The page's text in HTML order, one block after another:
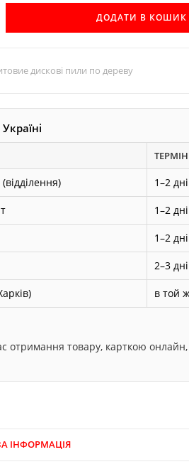
ДОДАТИ В КОШИК
дискові пили по дереву
ТЕРМІН
1–2 дні
1–2 дні
1–2 дні
2–3 дні
в той
отримання товару, карткою онлайн,
ІНФОРМАЦІЯ